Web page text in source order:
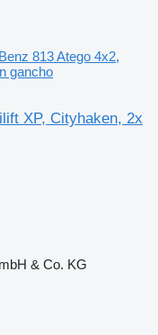
813 Atego 4x2,
gancho
XP, Cityhaken, 2x
& Co. KG